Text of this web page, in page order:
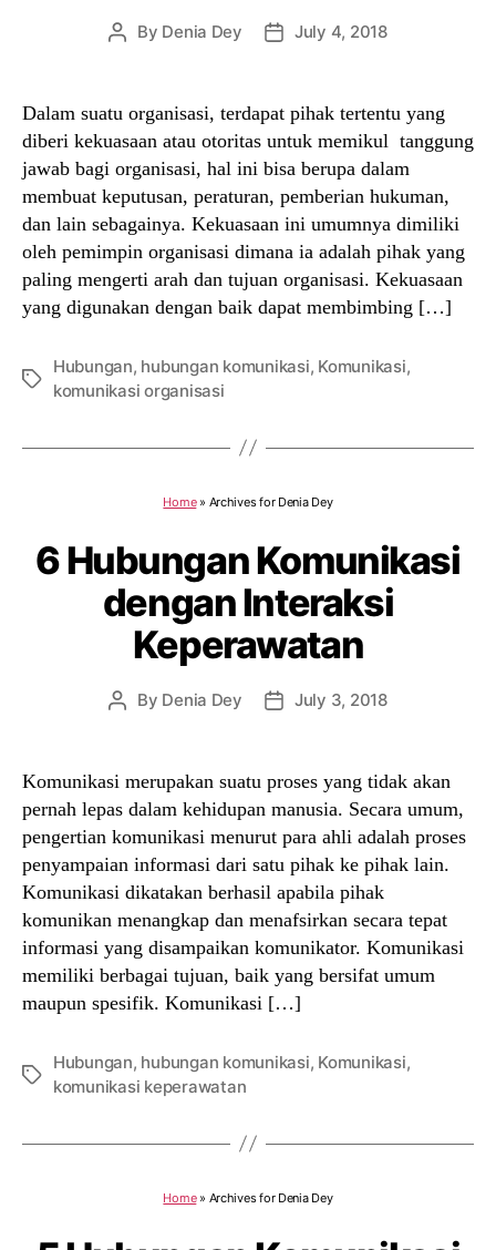
Post
By Denia Dey
PostJuly 4, 2018
Dalam suatu organisasi, terdapat pihak tertentu yang
diberi kekuasaan atau otoritas untuk memikul tanggung
jawab bagi organisasi, hal ini bisa berupa dalam
membuat keputusan, peraturan, pemberian hukuman,
dan lain sebagainya. Kekuasaan ini umumnya dimiliki
oleh pemimpin organisasi dimana ia adalah pihak yang
paling mengerti arah dan tujuan organisasi. Kekuasaan
yang digunakan dengan baik dapat membimbing […]
Tags
Hubungan, hubungan komunikasi, Komunikasi,
komunikasi organisasi
Home» Archives for Denia Dey
6 Hubungan Komunikasi
dengan Interaksi
Keperawatan
Post
By Denia Dey
PostJuly 3, 2018
Komunikasi merupakan suatu proses yang tidak akan
pernah lepas dalam kehidupan manusia. Secara umum,
pengertian komunikasi menurut para ahli adalah proses
penyampaian informasi dari satu pihak ke pihak lain.
Komunikasi dikatakan berhasil apabila pihak
komunikan menangkap dan menafsirkan secara tepat
informasi yang disampaikan komunikator. Komunikasi
memiliki berbagai tujuan, baik yang bersifat umum
maupun spesifik. Komunikasi […]
Tags
Hubungan, hubungan komunikasi, Komunikasi,
komunikasi keperawatan
Home» Archives for Denia Dey